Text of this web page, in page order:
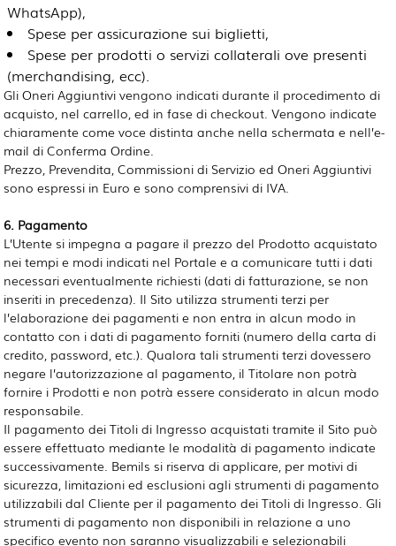
WhatsApp),
Spese per assicurazione sui biglietti,
Spese per prodotti o servizi collaterali ove presenti
(merchandising, ecc).
Gli Oneri Aggiuntivi vengono indicati durante il procedimento di
acquisto, nel carrello, ed in fase di checkout. Vengono indicate
chiaramente come voce distinta anche nella schermata e nell’e-
mail di Conferma Ordine.
Prezzo, Prevendita, Commissioni di Servizio ed Oneri Aggiuntivi
sono espressi in Euro e sono comprensivi di IVA.
6. Pagamento
L’Utente si impegna a pagare il prezzo del Prodotto acquistato
nei tempi e modi indicati nel Portale e a comunicare tutti i dati
necessari eventualmente richiesti (dati di fatturazione, se non
inseriti in precedenza). Il Sito utilizza strumenti terzi per
l’elaborazione dei pagamenti e non entra in alcun modo in
contatto con i dati di pagamento forniti (numero della carta di
credito, password, etc.). Qualora tali strumenti terzi dovessero
negare l’autorizzazione al pagamento, il Titolare non potrà
fornire i Prodotti e non potrà essere considerato in alcun modo
responsabile.
Il pagamento dei Titoli di Ingresso acquistati tramite il Sito può
essere effettuato mediante le modalità di pagamento indicate
successivamente. Bemils si riserva di applicare, per motivi di
sicurezza, limitazioni ed esclusioni agli strumenti di pagamento
utilizzabili dal Cliente per il pagamento dei Titoli di Ingresso. Gli
strumenti di pagamento non disponibili in relazione a uno
specifico evento non saranno visualizzabili e selezionabili